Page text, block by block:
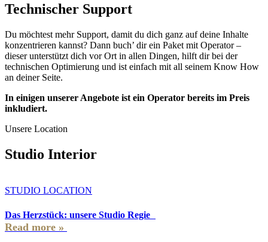
Technischer Support
Du möchtest mehr Support, damit du dich ganz auf deine Inhalte
konzentrieren kannst? Dann buch’ dir ein Paket mit Operator –
dieser unterstützt dich vor Ort in allen Dingen, hilft dir bei der
technischen Optimierung und ist einfach mit all seinem Know How
an deiner Seite.
In einigen unserer Angebote ist ein Operator bereits im Preis
inkludiert.
Unsere Location
Studio Interior
STUDIO LOCATION
Das Herzstück: unsere Studio Regie